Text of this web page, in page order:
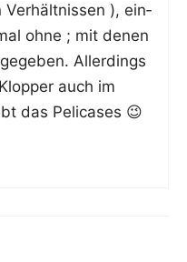
Ver­hält­nis­sen ), ein­
ohne ; mit denen
Aller­dings
auch im
das Pelicases 😉